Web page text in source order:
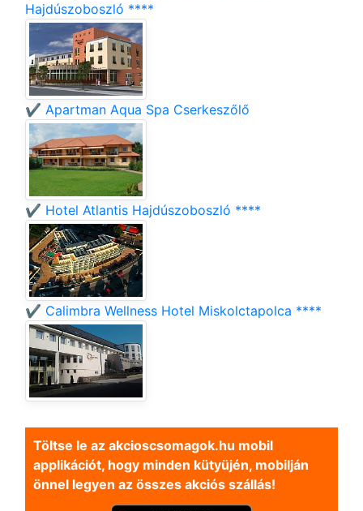
Hajdúszoboszló ****
✔️ Apartman Aqua Spa Cserkeszőlő
✔️ Hotel Atlantis Hajdúszoboszló ****
✔️ Calimbra Wellness Hotel Miskolctapolca ****
Töltse le az akcioscsomagok.hu mobil
applikációt, hogy minden kütyüjén, mobilján
önnel legyen az összes akciós szállás!